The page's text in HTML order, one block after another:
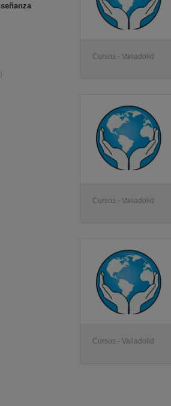
Cursos - Valladolid
Cursos - Valladolid
Cursos - Valladolid